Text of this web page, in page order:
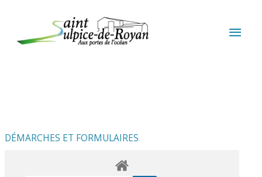
DÉMARCHES ET FORMULAIRES